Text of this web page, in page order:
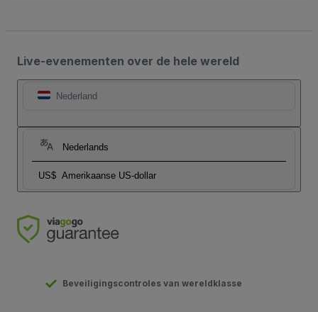
Live-evenementen over de hele wereld
Nederland
Nederlands
US$ Amerikaanse US-dollar
Beveiligingscontroles van wereldklasse